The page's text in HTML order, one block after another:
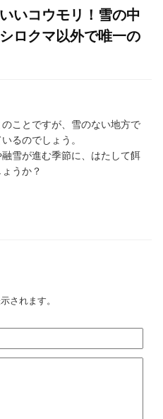
いコウモリ！雪の中
ロクマ以外で唯一の
ことですが、雪のない地方で
るのでしょう。
雪が進む季節に、はたして餌
うか？
されます。